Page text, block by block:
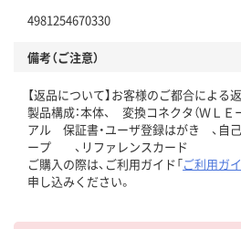
4981254670330
備考（ご注意）
【返品について】お客様のご都合による
製品構成：本体、 変換コネクタ（ＷＬ
アル 保証書・ユーザ登録はがき 、
ープ 、リファレンスカード
ご購入の際は、ご利用ガイド「ご利用ガ
申し込みください。